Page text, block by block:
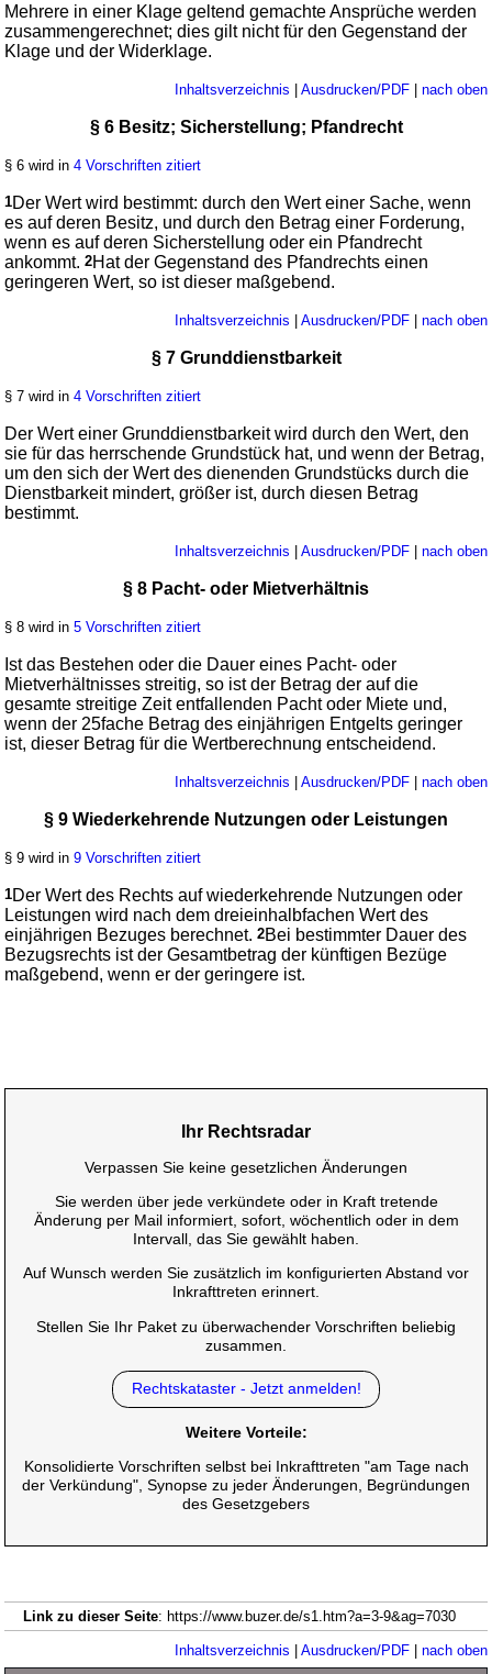
Mehrere in einer Klage geltend gemachte Ansprüche werden
zusammengerechnet; dies gilt nicht für den Gegenstand der
Klage und der Widerklage.
Inhaltsverzeichnis | Ausdrucken/PDF| nach oben
§ 6 Besitz; Sicherstellung; Pfandrecht
§ 6 wird in4 Vorschriften zitiert
1Der Wert wird bestimmt: durch den Wert einer Sache, wenn
es auf deren Besitz, und durch den Betrag einer Forderung,
wenn es auf deren Sicherstellung oder ein Pfandrecht
ankommt.2Hat der Gegenstand des Pfandrechts einen
geringeren Wert, so ist dieser maßgebend.
Inhaltsverzeichnis | Ausdrucken/PDF| nach oben
§ 7 Grunddienstbarkeit
§ 7 wird in4 Vorschriften zitiert
Der Wert einer Grunddienstbarkeit wird durch den Wert, den
sie für das herrschende Grundstück hat, und wenn der Betrag,
um den sich der Wert des dienenden Grundstücks durch die
Dienstbarkeit mindert, größer ist, durch diesen Betrag
bestimmt.
Inhaltsverzeichnis | Ausdrucken/PDF| nach oben
§ 8 Pacht- oder Mietverhältnis
§ 8 wird in5 Vorschriften zitiert
Ist das Bestehen oder die Dauer eines Pacht- oder
Mietverhältnisses streitig, so ist der Betrag der auf die
gesamte streitige Zeit entfallenden Pacht oder Miete und,
wenn der 25fache Betrag des einjährigen Entgelts geringer
ist, dieser Betrag für die Wertberechnung entscheidend.
Inhaltsverzeichnis | Ausdrucken/PDF| nach oben
§ 9 Wiederkehrende Nutzungen oder Leistungen
§ 9 wird in9 Vorschriften zitiert
1Der Wert des Rechts auf wiederkehrende Nutzungen oder
Leistungen wird nach dem dreieinhalbfachen Wert des
einjährigen Bezuges berechnet.2Bei bestimmter Dauer des
Bezugsrechts ist der Gesamtbetrag der künftigen Bezüge
maßgebend, wenn er der geringere ist.
Ihr Rechtsradar
Verpassen Sie keine gesetzlichen Änderungen
Sie werden über jede verkündete oder in Kraft tretende
Änderung per Mail informiert, sofort, wöchentlich oder in dem
Intervall, das Sie gewählt haben.
Auf Wunsch werden Sie zusätzlich im konfigurierten Abstand vor
Inkrafttreten erinnert.
Stellen Sie Ihr Paket zu überwachender Vorschriften beliebig
zusammen.
Rechtskataster - Jetzt anmelden!
Weitere Vorteile:
Konsolidierte Vorschriften selbst bei Inkrafttreten "am Tage nach
der Verkündung", Synopse zu jeder Änderungen, Begründungen
des Gesetzgebers
Link zu dieser Seite: https://www.buzer.de/s1.htm?a=3-9&ag=7030
Inhaltsverzeichnis Ausdrucken/PDF| nach oben